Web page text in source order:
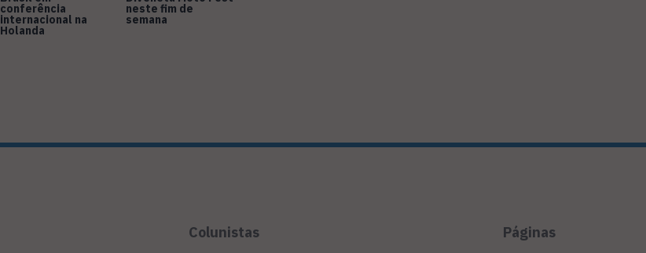
conferência
internacional na
Holanda
neste fim de
semana
Colunistas Páginas